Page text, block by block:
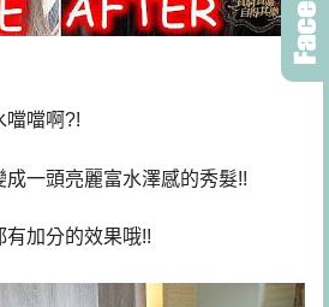
噹噹啊?!
一頭亮麗富水澤感的秀髮!!
加分的效果哦!!